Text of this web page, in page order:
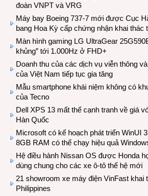
đoàn VNPT và VRG
Máy bay Boeing 737-7 mới được Cục
bang Hoa Kỳ cấp chứng nhận khai thác
Màn hình gaming LG UltraGear
khủng” tới 1.000Hz ở FHD+
Doanh thu của các dịch vụ viễn thông
của Việt Nam tiếp tục gia tăng
Mẫu smartphone khái niệm không có
của Tecno
Dell XPS 13 mất thế cạnh tranh về giá
Hàn Quốc
Microsoft có kế hoạch phát triển WinUI
8GB RAM có thể chạy hiệu quả
Hệ điều hành Nissan OS được Honda
dùng chung cho các xe ô-tô thế hệ mới
21 showroom xe máy điện VinFast khai
Philippines